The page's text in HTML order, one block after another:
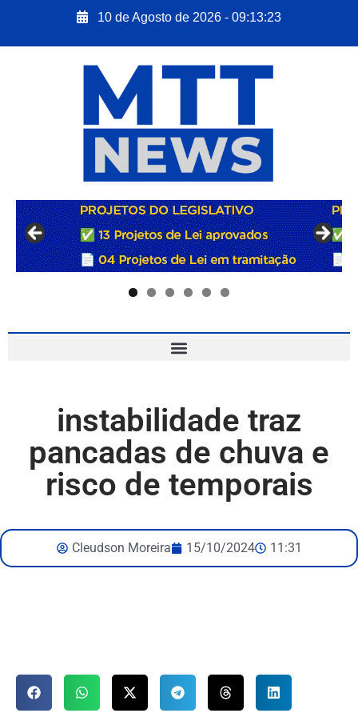
10 de Agosto de 2026 - 09:13:24
instabilidade traz
pancadas de chuva e
risco de temporais
Cleudson Moreira 15/10/2024 11:31